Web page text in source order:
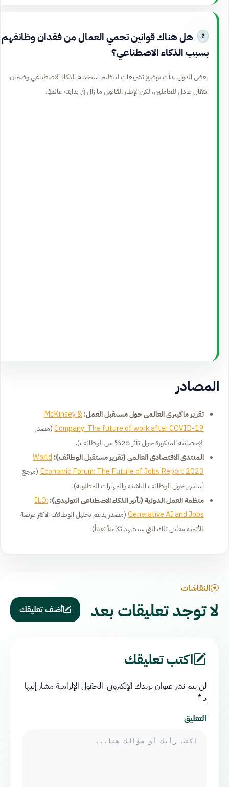
هل هناك قوانين تحمي العمال من فقدان وظائفهم
بسبب الذكاء الاصطناعي؟
بعض الدول بدأت بوضع تشريعات لتنظيم استخدام الذكاء الاصطناعي وضمان
انتقال عادل للعاملين، لكن الإطار القانوني ما زال في بدايته عالميًا.
المصادر
تقرير ماكينزي العالمي حول مستقبل العمل: McKinsey &
Company: The future of work after COVID-19(مصدر
الإحصائية المذكورة حول تأثر 25% من الوظائف)
.
المنتدى الاقتصادي العالمي (تقرير مستقبل الوظائف): World
Economic Forum: The Future of Jobs Report 2023 (مرجع
أساسي حول الوظائف الناشئة والمهارات المطلوبة).
منظمة العمل الدولية (تأثير الذكاء الاصطناعي التوليدي): ILO:
Generative AI and Jobs(مصدر يدعم تحليل الوظائف الأكثر عرضة
للأتمتة مقابل تلك التي ستشهد تكاملاً تقنياً).
النقاشات
لا توجد تعليقات بعد أضف تعليقك
اكتب تعليقك
لن يتم نشر عنوان بريدك الإلكتروني. الحقول الإلزامية مشار إليها
بـ*
التعليق